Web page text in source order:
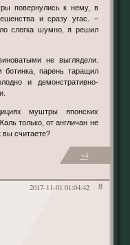
и сразу угас. –
слегка шумно, я решил
ботинка, парень таращил
и демонстративно-
только, от англичан не
вы считаете?
+4
8
2017-11-01 01:04:42